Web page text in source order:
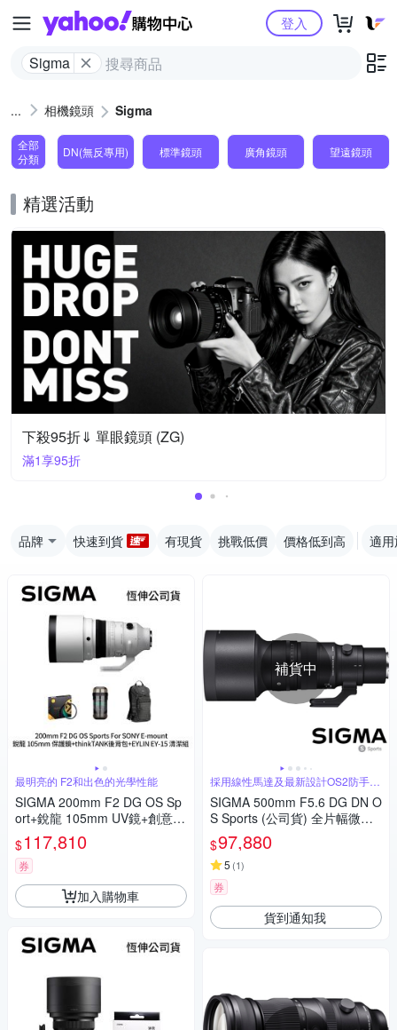
Yahoo購物中心
Sigma
登入
相機鏡頭 Sigma
全部
分類
DN(無反專用) 標準鏡頭 廣角鏡頭 望遠鏡頭
精選活動
下殺95折⇓ 單眼鏡頭 (ZG)
滿1享95折
品牌 快速到貨 有現貨 挑戰低價 價格低到高 適
最明亮的 F2和出色的光學性能
SIGMA 200mm F2 DG OS Sp
ort+銳龍 105mm UV鏡+創意坦
克 DarkLight 14L 後背包+EYLI
N EY-15清潔組 For SONY E-m
ount (公司貨)
$117,810
券
加入購物車
補貨中
採用線性馬達及最新設計OS2防手震
系統
SIGMA 500mm F5.6 DG DN O
S Sports (公司貨) 全片幅微單
眼鏡頭 超望遠定焦鏡頭 運動 飛
羽攝影 拍鳥
$97,880
5 (1)
券
貨到通知我